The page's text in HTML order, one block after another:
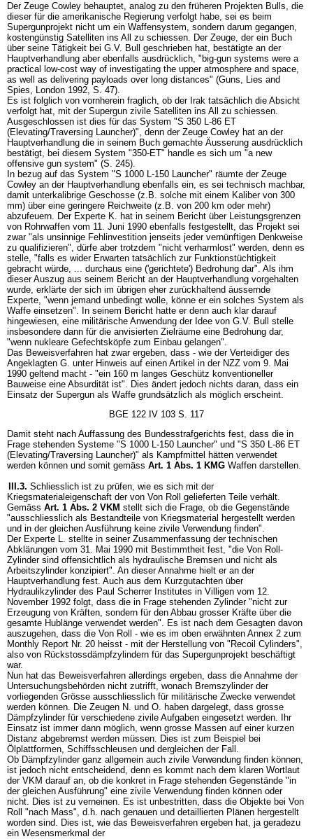
Der Zeuge Cowley behauptet, analog zu den früheren Projekten Bulls, die
dieser für die amerikanische Regierung verfolgt habe, sei es beim
Supergunprojekt nicht um ein Waffensystem, sondern darum gegangen,
kostengünstig Satelliten ins All zu schiessen. Der Zeuge, der ein Buch
über seine Tätigkeit bei G.V. Bull geschrieben hat, bestätigte an der
Hauptverhandlung aber ebenfalls ausdrücklich, "big-gun systems were a
practical low-cost way of investigating the upper atmosphere and space,
as well as delivering payloads over long distances" (Guns, Lies and
Spies, London 1992, S. 47).
Es ist folglich von vornherein fraglich, ob der Irak tatsächlich die Absicht
verfolgt hat, mit der Supergun zivile Satelliten ins All zu schiessen.
Ausgeschlossen ist dies für das System "S 350 L-86 ET
(Elevating/Traversing Launcher)", denn der Zeuge Cowley hat an der
Hauptverhandlung die in seinem Buch gemachte Äusserung ausdrücklich
bestätigt, bei diesem System "350-ET" handle es sich um "a new
offensive gun system" (S. 245).
In bezug auf das System "S 1000 L-150 Launcher" räumte der Zeuge
Cowley an der Hauptverhandlung ebenfalls ein, es sei technisch machbar,
damit unterkalibrige Geschosse (z.B. solche mit einem Kaliber von 300
mm) über eine geringere Reichweite (z.B. von 200 km oder mehr)
abzufeuern. Der Experte K. hat in seinem Bericht über Leistungsgrenzen
von Rohrwaffen vom 11. Juni 1990 ebenfalls festgestellt, das Projekt sei
zwar "als unsinnige Fehlinvestition jenseits jeder vernünftigen Denkweise
zu qualifizieren", dürfe aber trotzdem "nicht verharmlost" werden, denn es
stelle, "falls es wider Erwarten tatsächlich zur Funktionstüchtigkeit
gebracht würde, ... durchaus eine ('gerichtete') Bedrohung dar". Als ihm
dieser Auszug aus seinem Bericht an der Hauptverhandlung vorgehalten
wurde, erklärte der sich im übrigen eher zurückhaltend äussernde
Experte, "wenn jemand unbedingt wolle, könne er ein solches System als
Waffe einsetzen". In seinem Bericht hatte er denn auch klar darauf
hingewiesen, eine militärische Anwendung der Idee von G.V. Bull stelle
insbesondere dann für die anvisierten Zielräume eine Bedrohung dar,
"wenn nukleare Gefechtsköpfe zum Einbau gelangen".
Das Beweisverfahren hat zwar ergeben, dass - wie der Verteidiger des
Angeklagten G. unter Hinweis auf einen Artikel in der NZZ vom 9. Mai
1990 geltend macht - "ein 160 m langes Geschütz konventioneller
Bauweise eine Absurdität ist". Dies ändert jedoch nichts daran, dass ein
Einsatz der Supergun als Waffe grundsätzlich als möglich erscheint.
BGE 122 IV 103 S. 117
Damit steht nach Auffassung des Bundesstrafgerichts fest, dass die in
Frage stehenden Systeme "S 1000 L-150 Launcher" und "S 350 L-86 ET
(Elevating/Traversing Launcher)" als Kampfmittel hätten verwendet
werden können und somit gemäss Art. 1 Abs. 1 KMG Waffen darstellen.
III.3. Schliesslich ist zu prüfen, wie es sich mit der
Kriegsmaterialeigenschaft der von Von Roll gelieferten Teile verhält.
Gemäss Art. 1 Abs. 2 VKM stellt sich die Frage, ob die Gegenstände
"ausschliesslich als Bestandteile von Kriegsmaterial hergestellt werden
und in der gleichen Ausführung keine zivile Verwendung finden".
Der Experte L. stellte in seiner Zusammenfassung der technischen
Abklärungen vom 31. Mai 1990 mit Bestimmtheit fest, "die Von Roll-
Zylinder sind offensichtlich als hydraulische Bremsen und nicht als
Arbeitszylinder konzipiert". An dieser Annahme hielt er an der
Hauptverhandlung fest. Auch aus dem Kurzgutachten über
Hydraulikzylinder des Paul Scherrer Institutes in Villigen vom 12.
November 1992 folgt, dass die in Frage stehenden Zylinder "nicht zur
Erzeugung von Kräften, sondern für den Abbau grosser Kräfte über die
gesamte Hublänge verwendet werden". Es ist nach dem Gesagten davon
auszugehen, dass die Von Roll - wie es im oben erwähnten Annex 2 zum
Monthly Report Nr. 20 heisst - mit der Herstellung von "Recoil Cylinders",
also von Rückstossdämpfzylindern für das Supergunprojekt beschäftigt
war.
Nun hat das Beweisverfahren allerdings ergeben, dass die Annahme der
Untersuchungsbehörden nicht zutrifft, wonach Bremszylinder der
vorliegenden Grösse ausschliesslich für militärische Zwecke verwendet
werden können. Die Zeugen N. und O. haben dargelegt, dass grosse
Dämpfzylinder für verschiedene zivile Aufgaben eingesetzt werden. Ihr
Einsatz ist immer dann möglich, wenn grosse Massen auf einer kurzen
Distanz abgebremst werden müssen. Dies ist zum Beispiel bei
Ölplattformen, Schiffsschleusen und dergleichen der Fall.
Ob Dämpfzylinder ganz allgemein auch zivile Verwendung finden können,
ist jedoch nicht entscheidend, denn es kommt nach dem klaren Wortlaut
der VKM darauf an, ob die konkret in Frage stehenden Gegenstände "in
der gleichen Ausführung" eine zivile Verwendung finden können oder
nicht. Dies ist zu verneinen. Es ist unbestritten, dass die Objekte bei Von
Roll "nach Mass", d.h. nach genauen und detaillierten Plänen hergestellt
worden sind. Dies ist, wie das Beweisverfahren ergeben hat, ja geradezu
ein Wesensmerkmal der